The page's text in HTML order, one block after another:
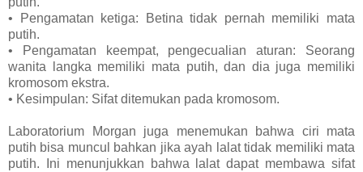
• Pengamatan ketiga: Betina tidak pernah memiliki mata
putih.
• Pengamatan keempat, pengecualian aturan: Seorang
wanita langka memiliki mata putih, dan dia juga memiliki
kromosom ekstra.
• Kesimpulan: Sifat ditemukan pada kromosom.
Laboratorium Morgan juga menemukan bahwa ciri mata
putih bisa muncul bahkan jika ayah lalat tidak memiliki mata
putih. Ini menunjukkan bahwa lalat dapat membawa sifat